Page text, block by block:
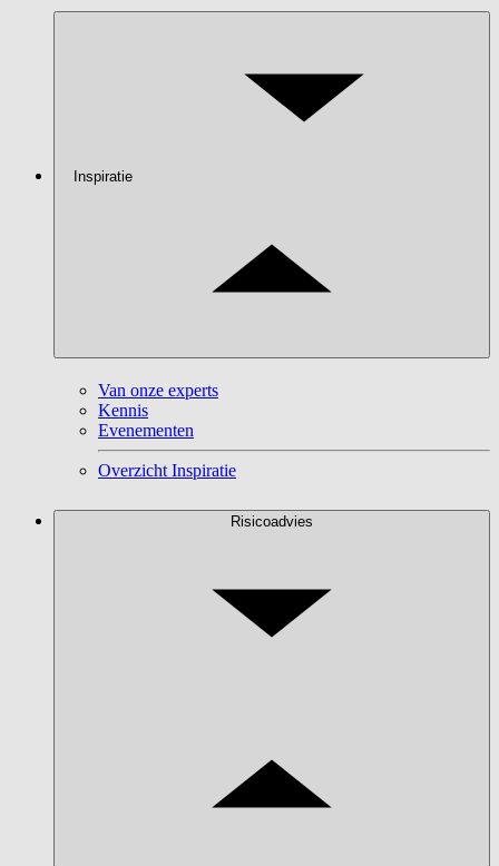
Inspiratie
Van onze experts
Kennis
Evenementen
Overzicht Inspiratie
Risicoadvies